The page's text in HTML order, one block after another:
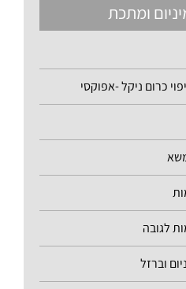
ומתכת
כרום ניקל -אפוקסי
לגובה
וברזל